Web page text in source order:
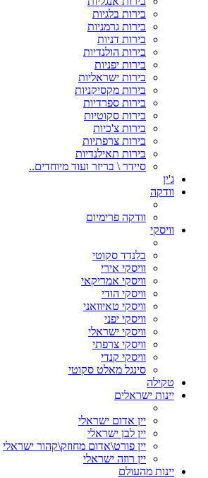
בירות בלגיות
בירות גרמניות
בירות דניות
בירות הולנדיות
בירות יפניות
בירות ישראליות
בירות מקסיקניות
בירות ספרדיות
בירות סקוטיות
בירות צ'כיות
בירות צרפתיות
בירות תאילנדיות
סיידר \ בריזר ועוד מיוחדים..
ג'ין
וודקה
וודקה פרימיום
וויסקי
בלנדד סקוטי
וויסקי אירי
וויסקי אמריקאי
וויסקי הודי
וויסקי טאיוואני
וויסקי יפני
וויסקי ישראלי
וויסקי צרפתי
וויסקי קנדי
סינגל מאלט סקוטי
טקילה
יינות ישראלים
יין אדום ישראלי
יין לבן ישראלי
יין פורט\אדום מחוזק\קהור ישראלי
יין רוזה ישראלי
יינות מהעולם